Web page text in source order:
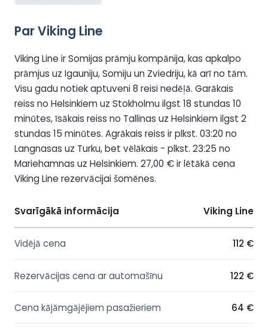
Par Viking Line
Viking Line ir Somijas prāmju kompānija, kas apkalpo
prāmjus uz Igauniju, Somiju un Zviedriju, kā arī no tām.
Visu gadu notiek aptuveni 8 reisi nedēļā. Garākais
reiss no Helsinkiem uz Stokholmu ilgst 18 stundas 10
minūtes, īsākais reiss no Tallinas uz Helsinkiem ilgst 2
stundas 15 minūtes. Agrākais reiss ir plkst. 03:20 no
Langnasas uz Turku, bet vēlākais - plkst. 23:25 no
Mariehamnas uz Helsinkiem. 27,00 € ir lētākā cena
Viking Line rezervācijai šomēnes.
Svarīgākā informācija Viking Line
Vidējā cena 112 €
Rezervācijas cena ar automašīnu 122 €
Cena kājāmgājējiem pasažieriem 64 €